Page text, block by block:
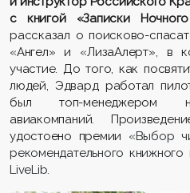
с книгой «Записки
рассказал опоисково-
«Ангел» и «ЛизаАлерт», в
участие. До того, как
людей, Эдвард работал
был топ-менеджером
авиакомпаний.
удостоено премии «Выбор
рекомендательного
LiveLib.